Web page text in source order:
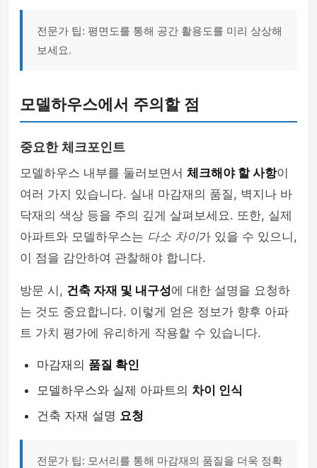
전문가 팁: 평면도를 통해 공간 활용도를 미리 상상해
보세요.
모델하우스에서 주의할 점
중요한 체크포인트
모델하우스 내부를 둘러보면서 체크해야 할 사항이
여러 가지 있습니다. 실내 마감재의 품질, 벽지나 바
닥재의 색상 등을 주의 깊게 살펴보세요. 또한, 실제
아파트와 모델하우스는 다소 차이가 있을 수 있으니,
이 점을 감안하여 관찰해야 합니다.
방문 시, 건축 자재 및 내구성에 대한 설명을 요청하
는 것도 중요합니다. 이렇게 얻은 정보가 향후 아파
트 가치 평가에 유리하게 작용할 수 있습니다.
마감재의 품질 확인
모델하우스와 실제 아파트의 차이 인식
건축 자재 설명 요청
전문가 팁: 모서리를 통해 마감재의 품질을 더욱 정확